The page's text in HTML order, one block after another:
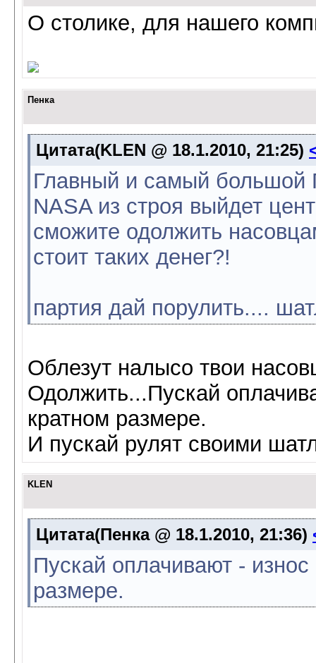
О столике, для нашего
Пенка
Цитата(KLEN @ 18.1.2010, 21:25)
Главный и самый большой
NASA из строя выйдет
сможите одолжить
стоит таких денег?!
партия дай порулить....
Облезут налысо твои
Одолжить...Пускай
кратном размере.
И пускай рулят своими
KLEN
Цитата(Пенка @ 18.1.2010, 21:36)
Пускай оплачивают -
размере.